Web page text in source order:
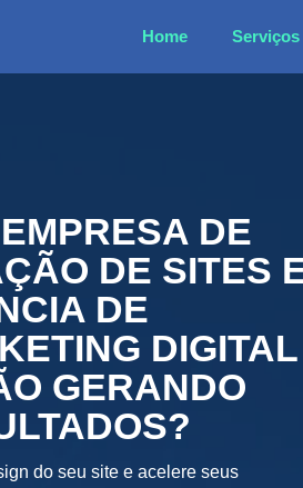
Home Serviços
DE
DE SITES
DE
DIGITAL
GERANDO
do seu site e acelere seus
m
*
E
T